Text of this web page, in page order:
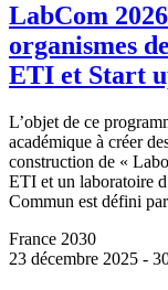
LabCom
organismes
ETI et Start
L’objet de ce
académique à créer
construction de «
ETI et un laboratoire
Commun est défini
France 2030
23 décembre 2025 -